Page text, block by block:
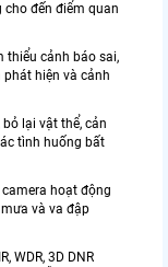
đến điểm quan
thiểu cảnh báo sai,
hiện và cảnh
lại vật thể, cản
tình huống bất
hoạt động
và va đập
WDR, 3D DNR